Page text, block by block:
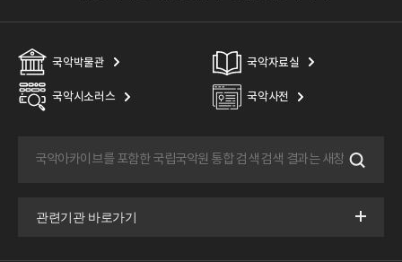
국악박물관 국악자료실
국악시소러스 국악사전